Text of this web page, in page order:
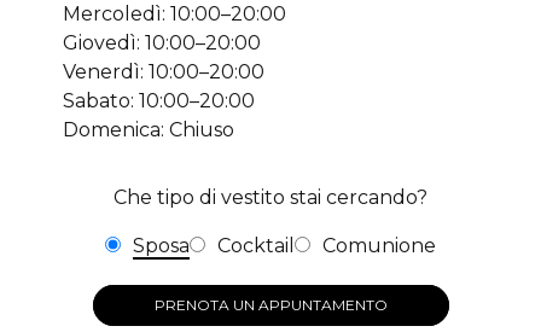
Mercoledì: 10:00–20:00
Giovedì: 10:00–20:00
Venerdì: 10:00–20:00
Sabato: 10:00–20:00
Domenica: Chiuso
Che tipo di vestito stai cercando?
Sposa Cocktail Comunione
PRENOTA UN APPUNTAMENTO